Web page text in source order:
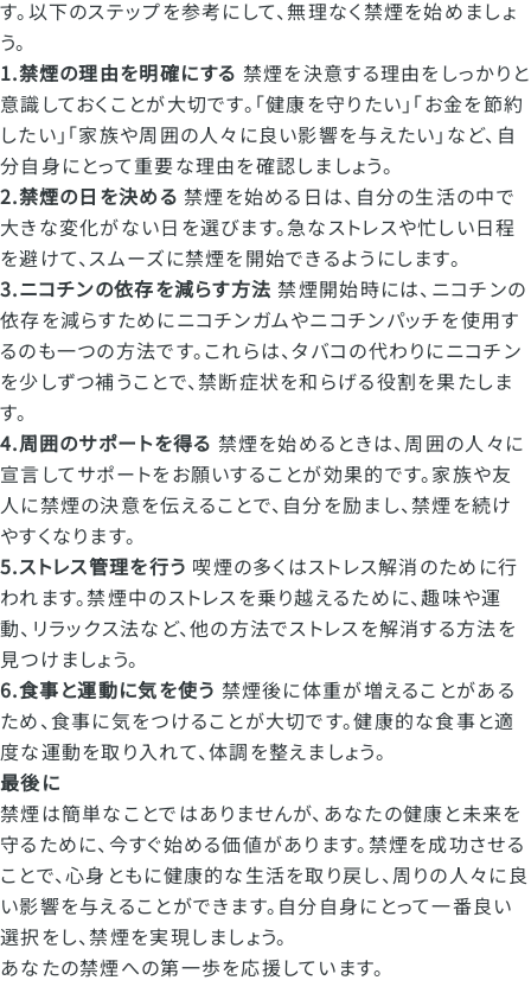
す。以下のステップを参考にして、無理なく禁煙を始めましょ
う。
1.禁煙の理由を明確にする 禁煙を決意する理由をしっかりと
意識しておくことが大切です。「健康を守りたい」「お金を節約
したい」「家族や周囲の人々に良い影響を与えたい」など、自
分自身にとって重要な理由を確認しましょう。
2.禁煙の日を決める 禁煙を始める日は、自分の生活の中で
大きな変化がない日を選びます。急なストレスや忙しい日程
を避けて、スムーズに禁煙を開始できるようにします。
3.ニコチンの依存を減らす方法 禁煙開始時には、ニコチンの
依存を減らすためにニコチンガムやニコチンパッチを使用す
るのも一つの方法です。これらは、タバコの代わりにニコチン
を少しずつ補うことで、禁断症状を和らげる役割を果たしま
す。
4.周囲のサポートを得る 禁煙を始めるときは、周囲の人々に
宣言してサポートをお願いすることが効果的です。家族や友
人に禁煙の決意を伝えることで、自分を励まし、禁煙を続け
やすくなります。
5.ストレス管理を行う 喫煙の多くはストレス解消のために行
われます。禁煙中のストレスを乗り越えるために、趣味や運
動、リラックス法など、他の方法でストレスを解消する方法を
見つけましょう。
6.食事と運動に気を使う 禁煙後に体重が増えることがある
ため、食事に気をつけることが大切です。健康的な食事と適
度な運動を取り入れて、体調を整えましょう。
最後に
禁煙は簡単なことではありませんが、あなたの健康と未来を
守るために、今すぐ始める価値があります。禁煙を成功させる
ことで、心身ともに健康的な生活を取り戻し、周りの人々に良
い影響を与えることができます。自分自身にとって一番良い
選択をし、禁煙を実現しましょう。
あなたの禁煙への第一歩を応援しています。